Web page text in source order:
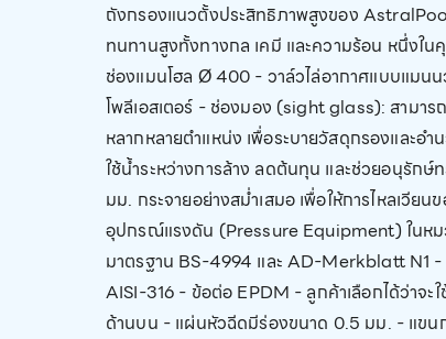
ถังกรองแนวตั้งประสิทธิภาพสูงของ
ทนทานสูงทั้งทางกล เคมี และความร้อน หนึ่ง
ช่องแมนโฮล Ø 400 - วาล์วไล่อากาศแบบแมน
โพลีเอสเตอร์ - ช่องมอง (sight glass): สามา
หลากหลายตำแหน่ง เพื่อระบายวัสดุกรองและ
ใช้น้ำระหว่างการล้าง ลดต้นทุน และช่วยอนุรัก
มม. กระจายอย่างสม่ำเสมอ เพื่อให้การไหลเ
อุปกรณ์แรงดัน (Pressure Equipment) ในหม
มาตรฐาน BS-4994 และ AD-Merkblatt N1
AISI-316 - ข้อต่อ EPDM - ลูกค้าเลือกได้ว่าจ
ด้านบน - แผ่นหัวฉีดมีร่องขนาด 0.5 มม. - แขน